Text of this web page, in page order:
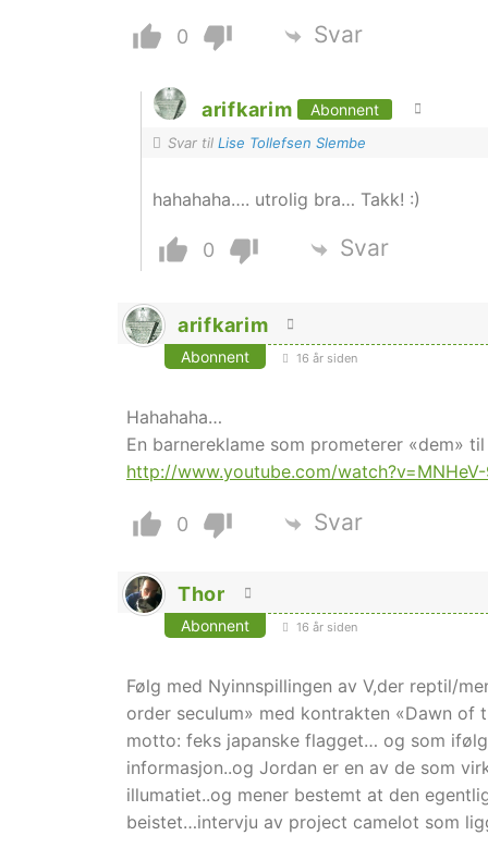
0 Svar
arifkarim Abonnent
Svar til Lise Tollefsen Slembe
hahahaha…. utrolig bra… Takk! :)
0 Svar
arifkarim
Abonnent 16 år siden
Hahahaha…
En barnereklame som prometerer «dem»
http://www.youtube.com/
0 Svar
Thor
Abonnent 16 år siden
Følg med Nyinnspillingen av V,der reptil/
order seculum» med kontrakten «Dawn of
motto: feks japanske flagget… og som
informasjon..og Jordan er en av de som
illumatiet..og mener bestemt at den
beistet…intervju av project camelot som